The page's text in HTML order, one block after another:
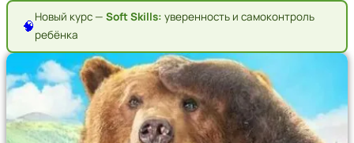
🧠
Новый курс — Soft Skills: уверенность и самоконтроль
ребёнка